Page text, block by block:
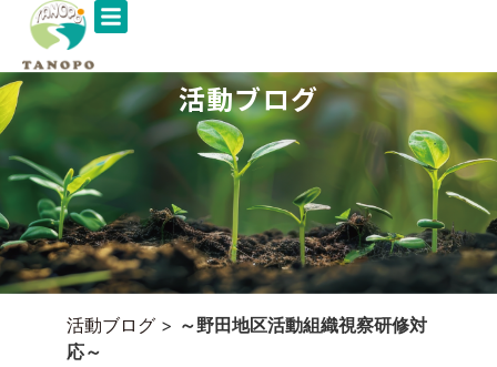
活動ブログ
活動ブログ > ～野田地区活動組織視察研修対
応～